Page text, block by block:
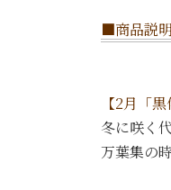
■商品説明
【2月「黒
冬に咲く
万葉集の